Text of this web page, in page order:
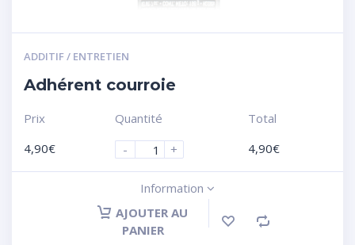
ADDITIF / ENTRETIEN
Adhérent courroie
Prix
4,90€
Quantité
-
+
Total
4,90€
Information
AJOUTER AU
PANIER